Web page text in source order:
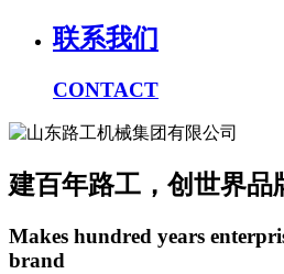
联系我们
CONTACT
建百年路工，创世界品
Makes hundred years
brand